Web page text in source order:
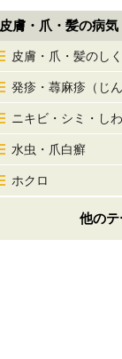
皮膚・爪・髪の病気
皮膚・爪・髪のし
発疹・蕁麻疹（じん
ニキビ・シミ・し
水虫・爪白癬
ホクロ
他の